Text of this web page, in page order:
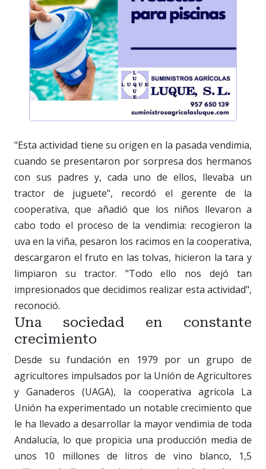
"Esta actividad tiene su origen en la pasada vendimia,
cuando se presentaron por sorpresa dos hermanos
con sus padres y, cada uno de ellos, llevaba un
tractor de juguete", recordó el gerente de la
cooperativa, que añadió que los niños llevaron a
cabo todo el proceso de la vendimia: recogieron la
uva en la viña, pesaron los racimos en la cooperativa,
descargaron el fruto en las tolvas, hicieron la tara y
limpiaron su tractor. "Todo ello nos dejó tan
impresionados que decidimos realizar esta actividad",
reconoció.
Una sociedad en constante
crecimiento
Desde su fundación en 1979 por un grupo de
agricultores impulsados por la Unión de Agricultores
y Ganaderos (UAGA), la cooperativa agrícola La
Unión ha experimentado un notable crecimiento que
le ha llevado a desarrollar la mayor vendimia de toda
Andalucía, lo que propicia una producción media de
unos 10 millones de litros de vino blanco, 1,5